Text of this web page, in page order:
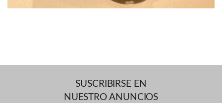
SUSCRIBIRSE EN
NUESTRO ANUNCIOS